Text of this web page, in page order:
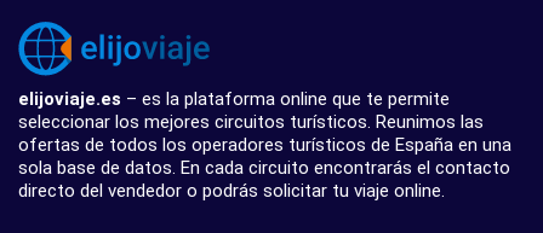
elijoviaje.es – es la plataforma online que te permite
seleccionar los mejores circuitos turísticos. Reunimos las
ofertas de todos los operadores turísticos de España en una
sola base de datos. En cada circuito encontrarás el contacto
directo del vendedor o podrás solicitar tu viaje online.